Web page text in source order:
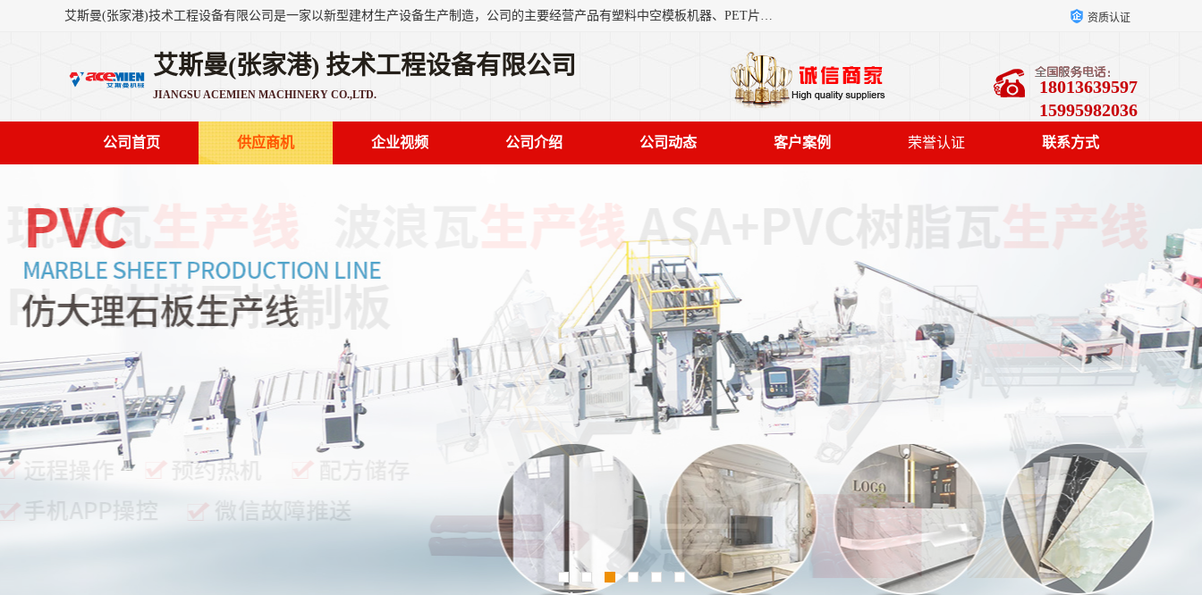
艾斯曼(张家港)技术工程设备有限公司是一家以新型建材生产设备生产制造，公司的主要经营产品有塑料中空模板机器、PET片材设备、可降解餐盒设备、树脂瓦设备、管材生产线、琉璃瓦设备等，艾斯曼机械在国内及国外享有较高盛誉拥有众多长期合作的老客户。 资质认证
艾斯曼(张家港) 技术工程设备有限公司
JIANGSU ACEMIEN MACHINERY CO.,LTD.
18013639597
15995982036
公司首页 供应商机 企业视频 公司介绍 公司动态 客户案例 荣誉认证 联系方式